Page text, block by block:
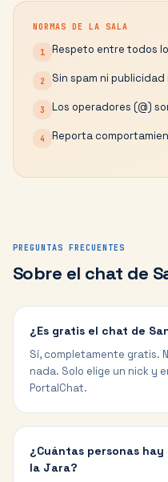
NORMAS DE LA SALA
1 Respeto entre todos
2 Sin spam ni
3 Los operadores (@)
4 Reporta
PREGUNTAS FRECUENTES
Sobre el chat de
¿Es gratis el chat de
Sí, completamente gratis.
nada. Solo elige un nick y
PortalChat.
¿Cuántas personas
la Jara?